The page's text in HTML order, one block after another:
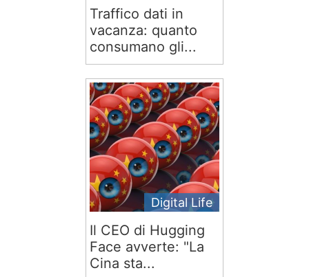
Traffico dati in
vacanza: quanto
consumano gli...
Digital Life
Il CEO di Hugging
Face avverte: "La
Cina sta...